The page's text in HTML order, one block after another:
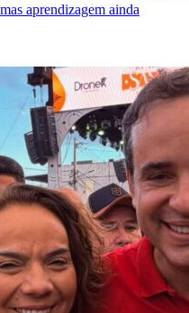
aprendizagem ainda